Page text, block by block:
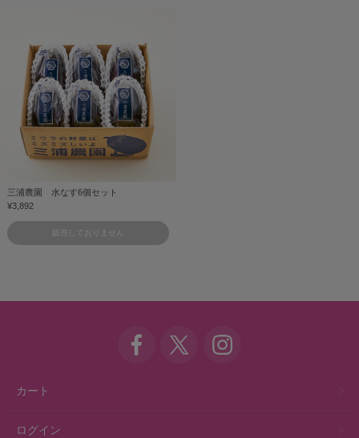
三浦農園 水なす6個セット
¥3,892
販売しておりません
カート
ログイン